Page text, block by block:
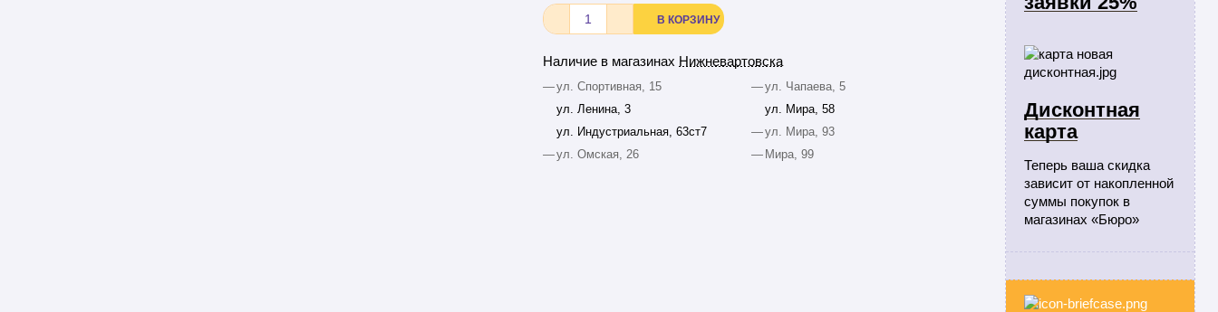
Дисконтная
карта
Теперь ваша скидка
зависит от накопленной
суммы покупок в
магазинах «Бюро»
В КОРЗИНУ
Наличие в магазинах Нижневартовска
—ул. Спортивная, 15 —ул. Чапаева, 5
ул. Ленина, 3
ул. Мира, 58
ул. Индустриальная, 63ст7
—ул. Мира, 93
—ул. Омская, 26 — Мира, 99